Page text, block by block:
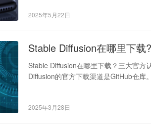
2025年5月22日
Stable Diffusion在哪里下载
Stable Diffusion在哪里下载？三大官方
Diffusion的官方下载渠道是GitHub仓
2025年3月28日